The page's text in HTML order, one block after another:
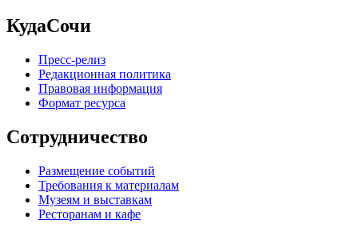
КудаСочи
Пресс-релиз
Редакционная политика
Правовая информация
Формат ресурса
Сотрудничество
Размещение событий
Требования к материалам
Музеям и выставкам
Ресторанам и кафе